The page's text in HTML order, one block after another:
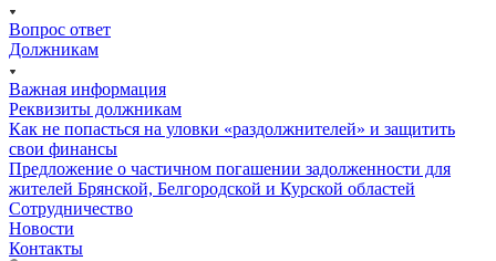
Вопрос ответ
Должникам
Важная информация
Реквизиты должникам
Как не попасться на уловки «раздолжнителей» и защитить
свои финансы
Предложение о частичном погашении задолженности для
жителей Брянской, Белгородской и Курской областей
Сотрудничество
Новости
Контакты